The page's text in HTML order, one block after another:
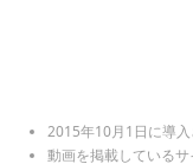
2015年10月1日に導
動画を掲載している